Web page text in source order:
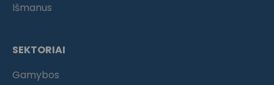
Išmanus
SEKTORIAI
Gamybos